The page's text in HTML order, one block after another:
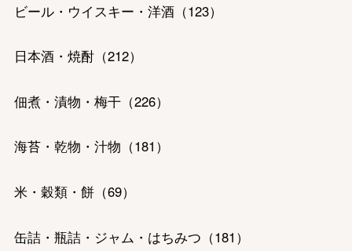
ビール・ウイスキー・洋酒（123）
日本酒・焼酎（212）
佃煮・漬物・梅干（226）
海苔・乾物・汁物 （181 ）
米・穀類・餅（69）
缶詰・瓶詰・ジャム・はちみつ （181 ）
ビューティー
ファッション
ホーム＆インテリア
ベビー＆キッズ
大丸・松坂屋のギフト
出産内祝い
お香典返し
敬老の日